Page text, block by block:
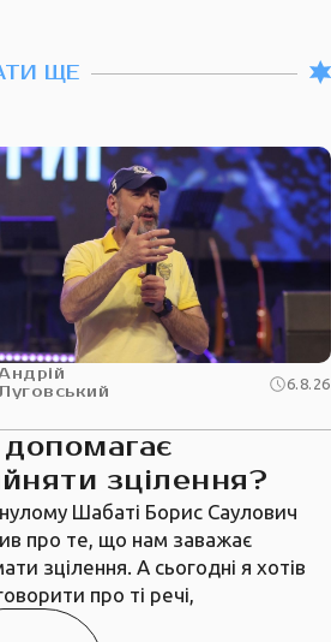
ЩЕ
6.8.26
зцілення?
Шабаті Борис Саулович
про те, що нам заважає
зцілення. А сьогодні я хотів
про ті речі,